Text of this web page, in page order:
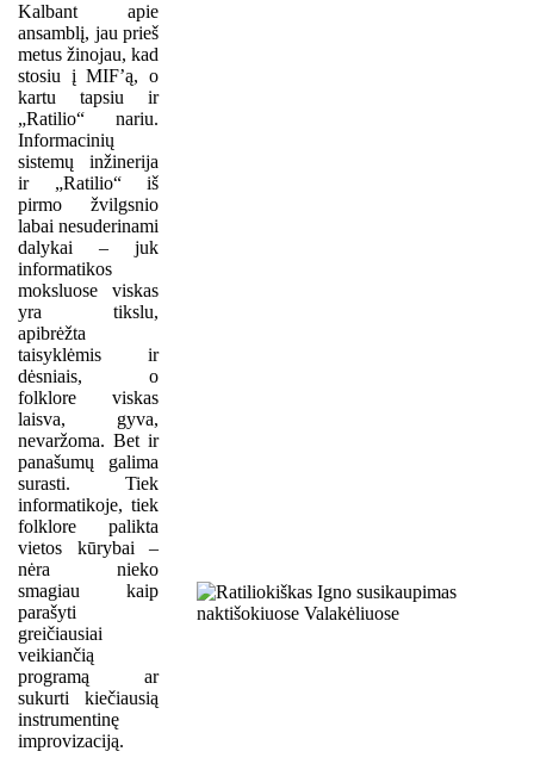
Kalbant apie
ansamblį, jau prieš
metus žinojau, kad
stosiu į MIF’ą, o
kartu tapsiu ir
„Ratilio“ nariu.
Informacinių
sistemų inžinerija
ir „Ratilio“ iš
pirmo žvilgsnio
labai nesuderinami
dalykai – juk
informatikos
moksluose viskas
yra tikslu,
apibrėžta
taisyklėmis ir
dėsniais, o
folklore viskas
laisva, gyva,
nevaržoma. Bet ir
panašumų galima
surasti. Tiek
informatikoje, tiek
folklore palikta
vietos kūrybai –
nėra nieko
smagiau kaip
parašyti
greičiausiai
veikiančią
programą ar
sukurti kiečiausią
instrumentinę
improvizaciją.